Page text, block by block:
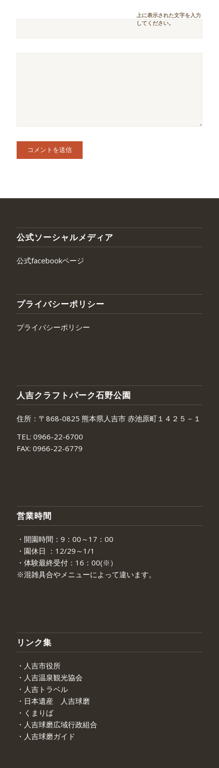
上に表示された文字を入力
してください。
公式ソーシャルメディア
公式facebookページ
プライバシーポリシー
プライバシーポリシー
人吉クラフトパーク石野公園
住所：〒868-0825 熊本県人吉市 赤池原町１４２５－１
TEL: 0966-22-6700
FAX: 0966-22-6779
営業時間
・開園時間：9：00～17：00
・園休日 ：12/29～1/1
・体験最終受付：16：00(※）
※混雑具合やメニューによって違います。
リンク集
・人吉市役所
・人吉温泉観光協会
・人吉トラベル
・日本遺産 人吉球磨
・くまりば
・人吉球磨広域行政組合
・人吉球磨ガイド